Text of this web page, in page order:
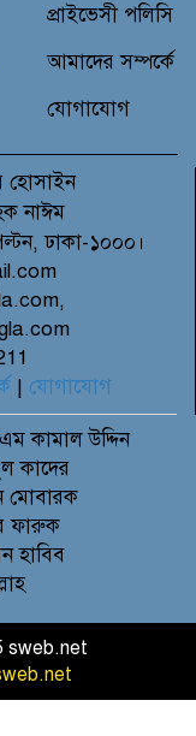
প্রাইভেসী পলিসি
আমাদের সম্পর্কে
যোগাযোগ
হোসাইন
নাঈম
ঢাকা-১০০০।
| যোগাযোগ
কামাল উদ্দিন
কাদের
মোবারক
ফারুক
হাবিব
sweb.net